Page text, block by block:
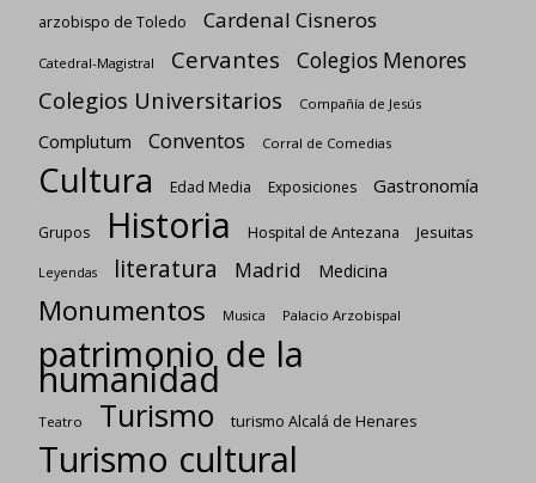
arzobispo de Toledo
Cardenal Cisneros
Catedral-Magistral Cervantes Colegios Menores
Colegios Universitarios Compañía de Jesús
Complutum Conventos Corral de Comedias
Cultura Edad Media Exposiciones Gastronomía
Grupos Historia Hospital de Antezana Jesuitas
Leyendas literatura Madrid Medicina
Monumentos Musica Palacio Arzobispal
patrimonio de la
humanidad
Teatro Turismo turismo Alcalá de Henares
Turismo cultural